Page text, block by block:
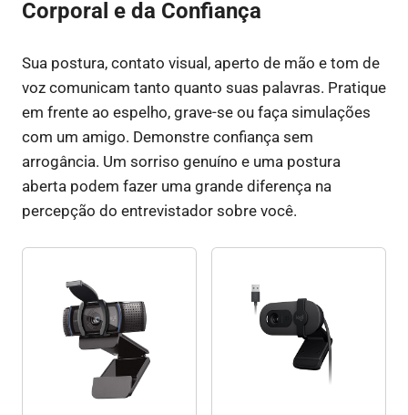
Corporal e da Confiança
Sua postura, contato visual, aperto de mão e tom de
voz comunicam tanto quanto suas palavras. Pratique
em frente ao espelho, grave-se ou faça simulações
com um amigo. Demonstre confiança sem
arrogância. Um sorriso genuíno e uma postura
aberta podem fazer uma grande diferença na
percepção do entrevistador sobre você.